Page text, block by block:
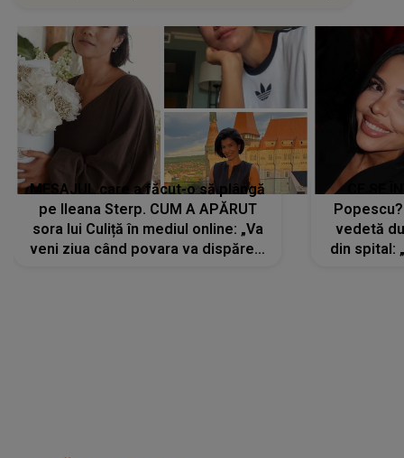
MESAJUL care a făcut-o să plângă
pe Ileana Sterp. CUM A APĂRUT
sora lui Culiță în mediul online: „Va
veni ziua când povara va dispărea,
vedetă
din spital: